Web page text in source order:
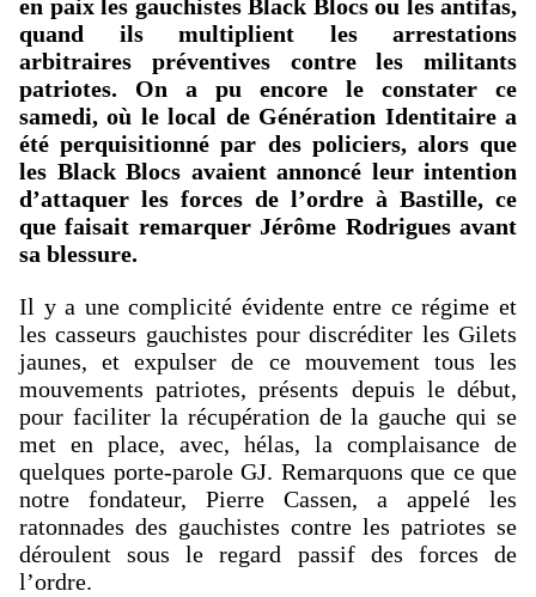
en paix les gauchistes Black Blocs ou les antifas,
quand ils multiplient les arrestations
arbitraires préventives contre les militants
patriotes. On a pu encore le constater ce
samedi, où le local de Génération Identitaire a
été perquisitionné par des policiers, alors que
les Black Blocs avaient annoncé leur intention
d’attaquer les forces de l’ordre à Bastille, ce
que faisait remarquer Jérôme Rodrigues avant
sa blessure.
Il y a une complicité évidente entre ce régime et
les casseurs gauchistes pour discréditer les Gilets
jaunes, et expulser de ce mouvement tous les
mouvements patriotes, présents depuis le début,
pour faciliter la récupération de la gauche qui se
met en place, avec, hélas, la complaisance de
quelques porte-parole GJ. Remarquons que ce que
notre fondateur, Pierre Cassen, a appelé les
ratonnades des gauchistes contre les patriotes se
déroulent sous le regard passif des forces de
l’ordre.